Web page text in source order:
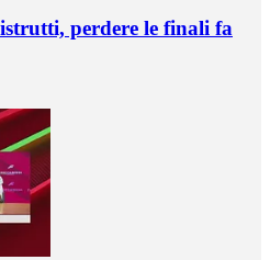
perdere le finali fa